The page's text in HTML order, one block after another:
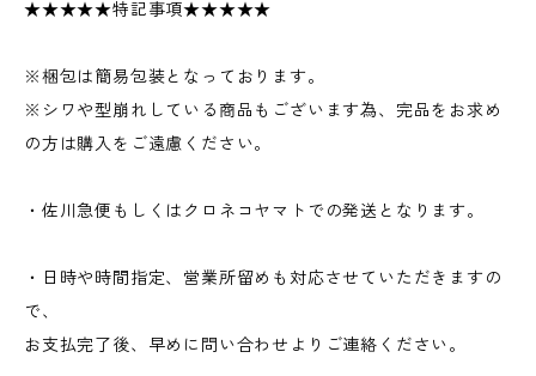
★★★★★特記事項★★★★★
※梱包は簡易包装となっております。
※シワや型崩れしている商品もございます為、完品をお求め
の方は購入をご遠慮ください。
・佐川急便もしくはクロネコヤマトでの発送となります。
・日時や時間指定、営業所留めも対応させていただきますの
で、
お支払完了後、早めに問い合わせよりご連絡ください。